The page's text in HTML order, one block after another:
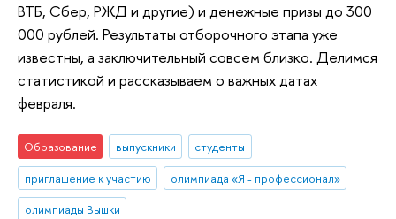
ВТБ, Сбер, РЖД и другие) и денежные призы до 300
000 рублей. Результаты отборочного этапа уже
известны, а заключительный совсем близко. Делимся
статистикой и рассказываем о важных датах
февраля.
Образование выпускники
студенты
приглашение к участию
олимпиада «Я - профессионал»
олимпиады Вышки